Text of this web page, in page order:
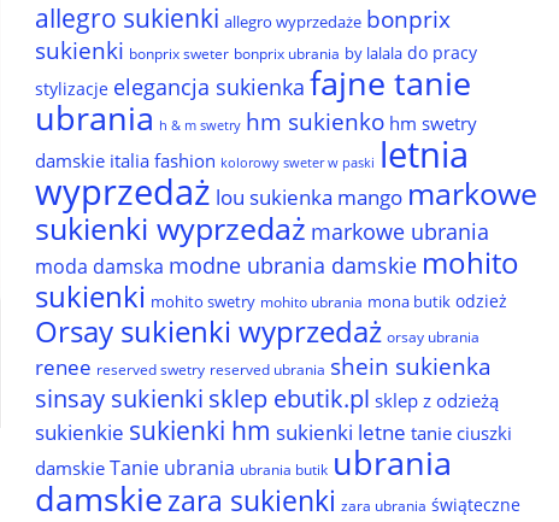
allegro sukienki allegro wyprzedaże bonprix
sukienki bonprix sweter bonprix ubrania by lalala do pracy
stylizacje elegancja sukienka fajne tanie
ubrania h & m swetry hm sukienko hm swetry
damskie italia fashion kolorowy sweter w paski letnia
wyprzedaż lou sukienka mango markowe
sukienki wyprzedaż markowe ubrania
moda damska modne ubrania damskie mohito
sukienki mohito swetry mohito ubrania mona butik odzież
Orsay sukienki wyprzedaż orsay ubrania
renee reserved swetry reserved ubrania shein sukienka
sinsay sukienki sklep ebutik.pl sklep z odzieżą
sukienkie sukienki hm sukienki letne tanie ciuszki
damskie Tanie ubrania ubrania butik ubrania
damskiezara sukienki zara ubrania świąteczne